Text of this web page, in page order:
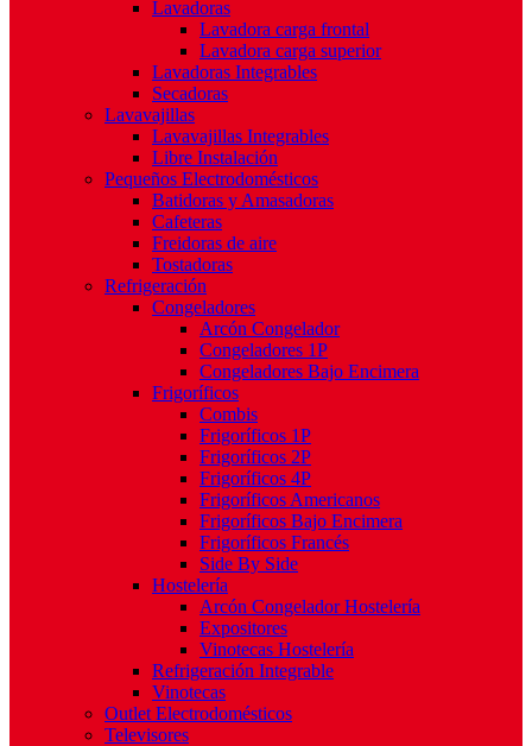
Lavadoras
Lavadora carga frontal
Lavadora carga superior
Lavadoras Integrables
Secadoras
Lavavajillas
Lavavajillas Integrables
Libre Instalación
Pequeños Electrodomésticos
Batidoras y Amasadoras
Cafeteras
Freidoras de aire
Tostadoras
Refrigeración
Congeladores
Arcón Congelador
Congeladores 1P
Congeladores Bajo Encimera
Frigoríficos
Combis
Frigoríficos 1P
Frigoríficos 2P
Frigoríficos 4P
Frigoríficos Americanos
Frigoríficos Bajo Encimera
Frigoríficos Francés
Side By Side
Hostelería
Arcón Congelador Hostelería
Expositores
Vinotecas Hostelería
Refrigeración Integrable
Vinotecas
Outlet Electrodomésticos
Televisores